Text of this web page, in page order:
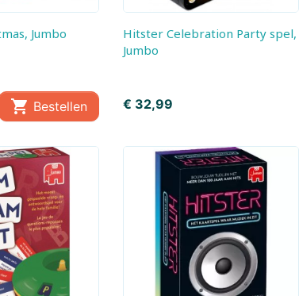
Jouéco Jumbo
Kibri
Klorofil Klein
Larsen Lego
Lilliputiëns Llorens
Lumibricks Lundby
Jumbo
 Bestellen
Hitster Celebration Party spel,
Jumbo
Prijs
€ 32,99